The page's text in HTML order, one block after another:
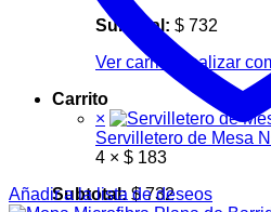
Subtotal: $ 732
Ver carrito
Finalizar
Carrito
×
Servilletero de Mesa
4 × $ 183
Subtotal: $732
Añadir a la lista de deseos